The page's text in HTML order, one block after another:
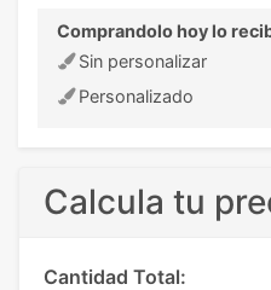
Comprandolo hoy lo
Sin personalizar
Personalizado
Calcula tu
Cantidad Total: